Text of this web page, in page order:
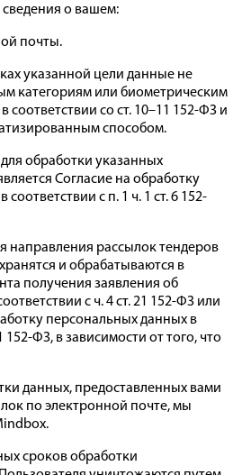
о вашем:
почты.
указанной цели данные не
категориям или биометрическим
со ст. 10–11 152-ФЗ и
способом.
обработки указанных
Согласие на обработку
с п. 1 ч. 1 ст. 6 152-
направления рассылок тендеров
и обрабатываются в
получения заявления об
с ч. 4 ст. 21 152-ФЗ или
персональных данных в
152-ФЗ, в зависимости от того, что
данных, предоставленных вами
по электронной почте, мы
сроков обработки